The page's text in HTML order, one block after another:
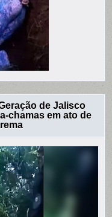
de Jalisco
chamas em ato de